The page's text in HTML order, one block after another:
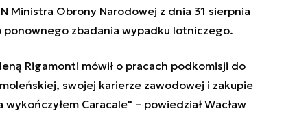
Ministra Obrony Narodowej z dnia 31 sierpnia
ponownego zbadania wypadku lotniczego.
Rigamonti mówił o pracach podkomisji do
swojej karierze zawodowej i zakupie
Caracale" – powiedział Wacław